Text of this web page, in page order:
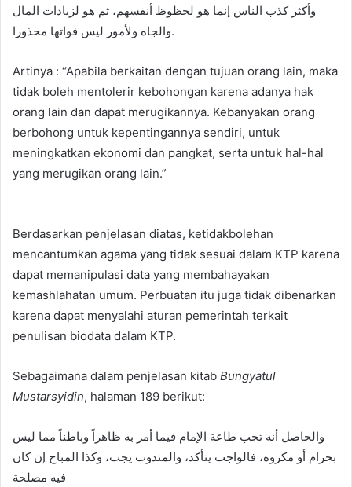
وأكثر كذب الناس إنما هو لحظوظ أنفسهم، ثم هو لزيادات المال
والجاه ولأمور ليس فواتها محذورا.
Artinya : “Apabila berkaitan dengan tujuan orang lain, maka
tidak boleh mentolerir kebohongan karena adanya hak
orang lain dan dapat merugikannya. Kebanyakan orang
berbohong untuk kepentingannya sendiri, untuk
meningkatkan ekonomi dan pangkat, serta untuk hal-hal
yang merugikan orang lain.”
Berdasarkan penjelasan diatas, ketidakbolehan
mencantumkan agama yang tidak sesuai dalam KTP karena
dapat memanipulasi data yang membahayakan
kemashlahatan umum. Perbuatan itu juga tidak dibenarkan
karena dapat menyalahi aturan pemerintah terkait
penulisan biodata dalam KTP.
Sebagaimana dalam penjelasan kitab Bungyatul
Mustarsyidin, halaman 189 berikut:
والحاصل أنه تجب طاعة الإمام فيما أمر به ظاهراً وباطناً مما ليس
بحرام أو مكروه، فالواجب يتأكد، والمندوب يجب، وكذا المباح إن كان
فيه مصلحة